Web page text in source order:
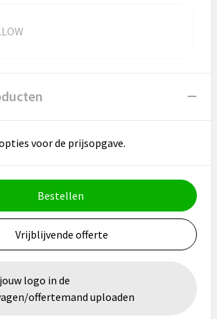
voor de prijsopgave.
Bestellen
Vrijblijvende offerte
logo in de
offertemand uploaden